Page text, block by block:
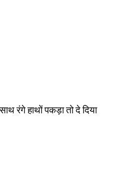
रंगे हाथों पकड़ा तो दे दिया